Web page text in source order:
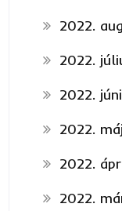
2022.
2022.
2022.
2022.
2022.
2022.